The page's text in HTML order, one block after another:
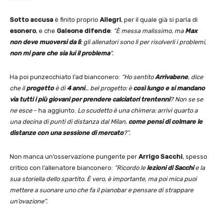
Sotto accusa è finito proprio Allegri, per il quale già si parla di
esonero, e che Galeone difende: “È messa malissimo, ma Max
non deve muoversi da lì: gli allenatori sono lì per risolverli i problemi,
non mi pare che sia lui il problema“.
Ha poi punzecchiato l’ad bianconero: “Ho sentitoArrivabene, dice
che ilprogettoè di4 anni… bel progetto: è così lungo e si mandano
via tutti i più giovani per prendere calciatori trentenni? Non se se
ne esce – ha aggiunto. Lo scudetto è una chimera: arrivi quarto a
una decina di punti di distanza dal Milan, come pensi di colmare le
distanze con una sessione di mercato?”.
Non manca un’osservazione pungente per Arrigo Sacchi, spesso
critico con l’allenatore bianconero: “Ricordo le lezioni di Sacchie la
sua storiella dello spartito. È vero, è importante, ma poi mica puoi
mettere a suonare uno che fa il pianobar e pensare di strappare
un’ovazione”.